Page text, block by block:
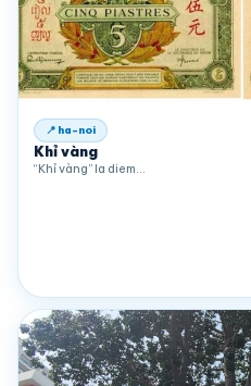
📍 ha-noi
Khỉ vàng
“Khỉ vàng” la diem…